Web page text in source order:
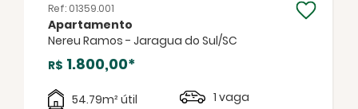
Ref: 01359.001
Apartamento
Nereu Ramos - Jaragua do Sul/SC
R$ 1.800,00*
54.79m² útil
1 vaga